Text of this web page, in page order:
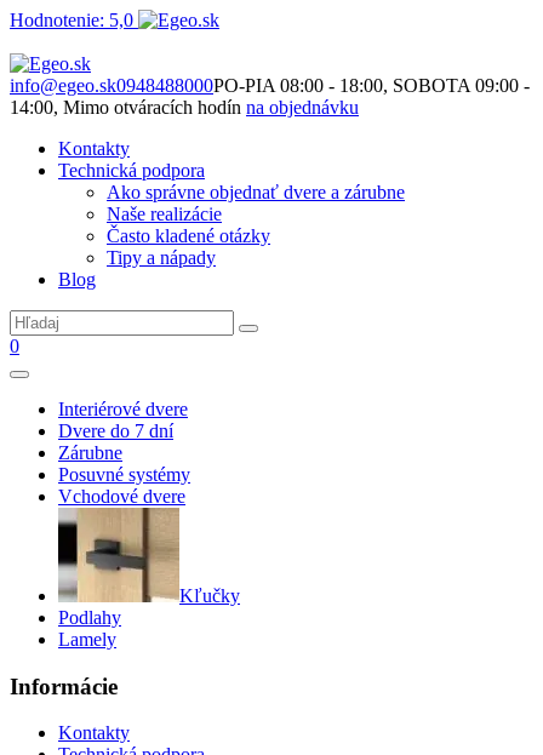
Hodnotenie: 5,0
info@egeo.sk0948488000PO-PIA 08:00 - 18:00, SOBOTA 09:00 -
14:00, Mimo otváracích hodín na objednávku
Kontakty
Technická podpora
Ako správne objednať dvere a zárubne
Naše realizácie
Často kladené otázky
Tipy a nápady
Blog
0
Interiérové dvere
Dvere do 7 dní
Zárubne
Posuvné systémy
Vchodové dvere
Kľučky
Podlahy
Lamely
Informácie
Kontakty